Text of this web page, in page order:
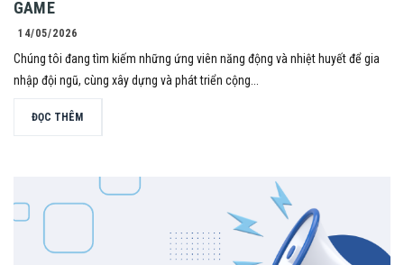
GAME
14/05/2026
Chúng tôi đang tìm kiếm những ứng viên năng động và nhiệt huyết để gia
nhập đội ngũ, cùng xây dựng và phát triển cộng...
ĐỌC THÊM